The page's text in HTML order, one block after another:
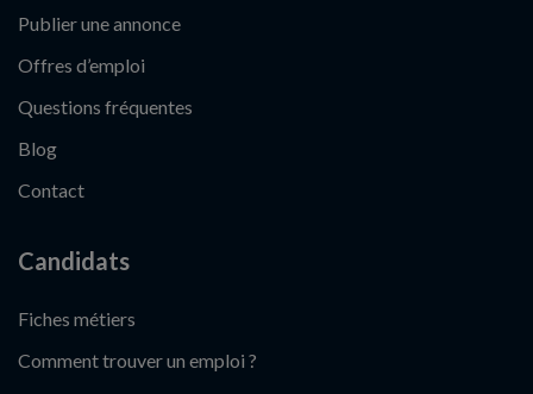
Publier une annonce
Offres d’emploi
Questions fréquentes
Blog
Contact
Candidats
Fiches métiers
Comment trouver un emploi ?